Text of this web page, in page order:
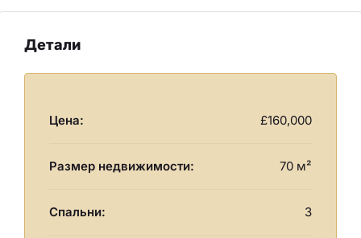
Детали
Цена: £160,000
Размер недвижимости: 70 м²
Спальни: 3